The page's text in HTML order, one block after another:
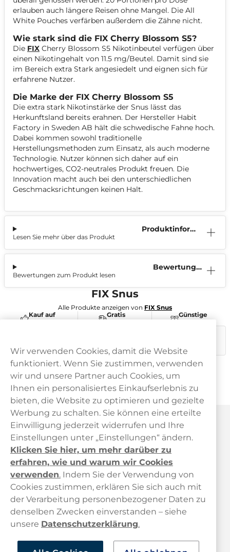
erlauben auch längere Reisen ohne Mangel. Die All
White Pouches verfärben außerdem die Zähne nicht.
Wie stark sind die FIX Cherry Blossom S5?
Die FIX Cherry Blossom S5 Nikotinbeutel verfügen über
einen Nikotingehalt von 11.5 mg/Beutel. Damit sind sie
im Bereich extra Stark angesiedelt und eignen sich für
erfahrene Nutzer.
Die Marke der FIX Cherry Blossom S5
Die extra stark Nikotinstärke der Snus lässt das
Herkunftsland bereits erahnen. Der Hersteller Habit
Factory in Sweden AB hält die schwedische Fahne hoch.
Dabei kommen sowohl traditionelle
Herstellungsmethoden zum Einsatz, als auch moderne
Technologie. Nutzer können sich daher auf ein
hochwertiges, CO2-neutrales Produkt freuen. Die
Innovation macht auch bei den unterschiedlichen
Geschmacksrichtungen keinen Halt.
Produktinform
Lesen Sie mehr über das Produkt
Bewertunge
Bewertungen zum Produkt lesen
FIX Snus
Alle Produkte anzeigen von FIX Snus
Kauf auf
Rechnung
Gratis
Versand
Günstige
Preise
Haypp Österreich
Kundendienst
Wir verwenden Cookies, damit die Website
funktioniert. Wenn Sie zustimmen, verwenden
wir und unsere Partner auch Cookies, um
Ihnen ein personalisiertes Einkaufserlebnis zu
bieten, die Website zu optimieren und gezielte
Werbung zu schalten. Sie können eine erteilte
Einwilligung jederzeit widerrufen und Ihre
Einstellungen unter „Einstellungen“ ändern.
Klicken Sie hier, um mehr darüber zu
erfahren, wie und warum wir Cookies
verwenden. Indem Sie der Verwendung von
Cookies zustimmen, erklären Sie sich auch mit
der Verarbeitung personenbezogener Daten zu
denselben Zwecken einverstanden – siehe
unsere Datenschutzerklärung.